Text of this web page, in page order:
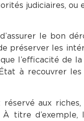
judiciaires,
le bon
préserver les
l’efficacité de
à recouvrer
aux
titre